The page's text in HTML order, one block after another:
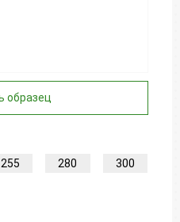
образец
255 280 300